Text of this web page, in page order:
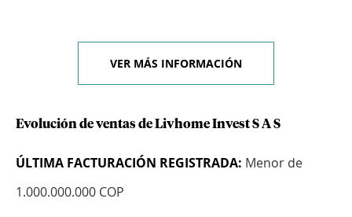
VER MÁS INFORMACIÓN
Evolución de ventas de Livhome Invest S A S
ÚLTIMA FACTURACIÓN REGISTRADA: Menor de
1.000.000.000 COP